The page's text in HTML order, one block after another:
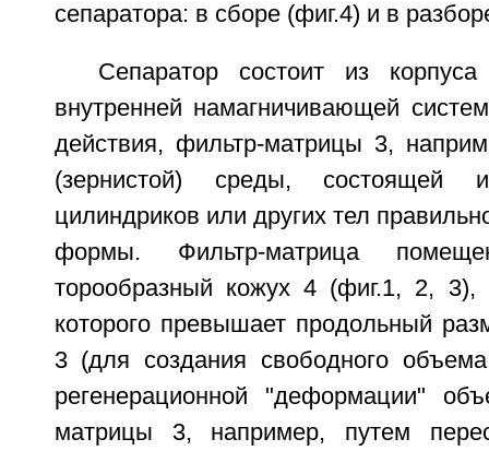
сепаратора: в сборе (фиг.4) и в
Сепаратор состоит из
внутренней намагничивающей
действия, фильтр-матрицы 3,
(зернистой) среды,
цилиндриков или других тел
формы. Фильтр-матрица
торообразный кожух 4 (фиг.1, 2, 3),
которого превышает продольный
3 (для создания свободного
регенерационной "деформации"
матрицы 3, например, путем